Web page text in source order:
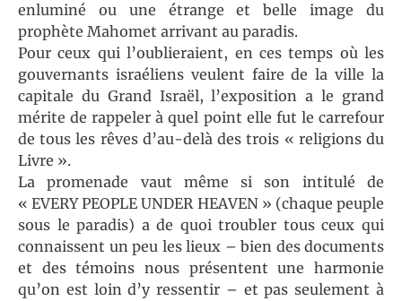
enluminé ou une étrange et belle image du
prophète Mahomet arrivant au paradis.
Pour ceux qui l’oublieraient, en ces temps où les
gouvernants israéliens veulent faire de la ville la
capitale du Grand Israël, l’exposition a le grand
mérite de rappeler à quel point elle fut le carrefour
de tous les rêves d’au-delà des trois « religions du
Livre ».
La promenade vaut même si son intitulé de
« EVERY PEOPLE UNDER HEAVEN » (chaque peuple
sous le paradis) a de quoi troubler tous ceux qui
connaissent un peu les lieux – bien des documents
et des témoins nous présentent une harmonie
qu’on est loin d’y ressentir – et pas seulement à